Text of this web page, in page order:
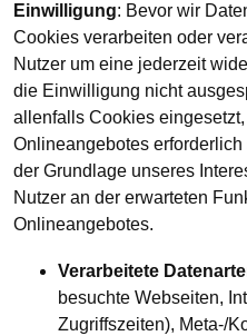
Einwilligung: Bevor wir
Cookies verarbeiten oder
Nutzer um eine jederzeit
die Einwilligung nicht
allenfalls Cookies
Onlineangebotes
der Grundlage unseres
Nutzer an der erwarteten
Onlineangebotes.
Verarbeitete
besuchte Webseiten,
Zugriffszeiten), Meta-/